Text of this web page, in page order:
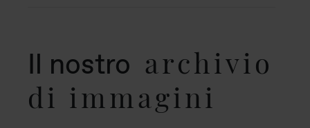
Il nostro archivio
di immagini